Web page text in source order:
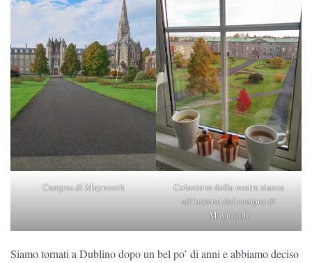
Campus di Maynooth
Colazione dalla nostra stanza
all’interno del campus di
Maynooth
Siamo tornati a Dublino dopo un bel po’ di anni e abbiamo deciso